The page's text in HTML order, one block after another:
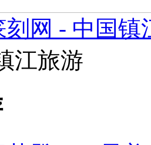
刻网 - 中国
江旅游